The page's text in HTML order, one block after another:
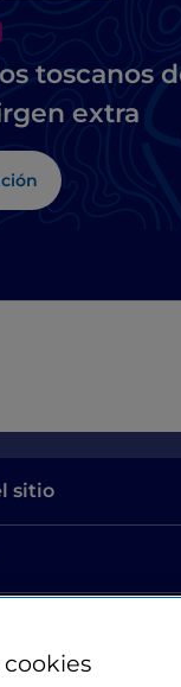
toscanos
extra
sitio